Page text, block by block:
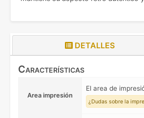
DETALLES
Características
Area impresión
El area de
¿Dudas sobre la